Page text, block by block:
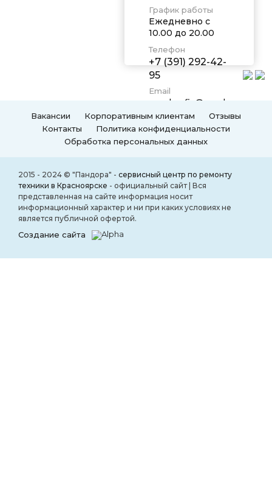
График работы
Ежедневно с
10.00 до 20.00
Телефон
+7 (391) 292-42-
95
Email
pandorafix@yandex.ru
Вакансии Корпоративным клиентам
Отзывы
Контакты
Политика конфиденциальности
Обработка персональных данных
2015 - 2024 © "Пандора" - сервисный центр по ремонту
техники в Красноярске - официальный сайт | Вся
представленная на сайте информация носит
информационный характер и ни при каких условиях не
является публичной офертой.
Создание сайта